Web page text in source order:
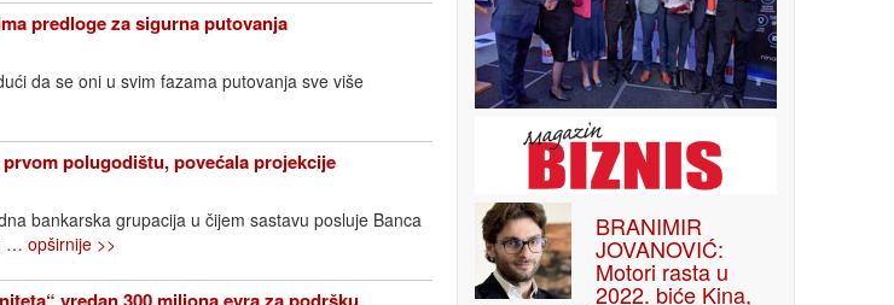
predloge za sigurna putovanja
da se oni u svim fazama putovanja sve više
polugodištu, povećala projekcije
bankarska grupacija u čijem sastavu posluje Banca
… opširnije >>
BRANIMIR
JOVANOVIĆ:
Motori rasta u
2022. biće Kina,